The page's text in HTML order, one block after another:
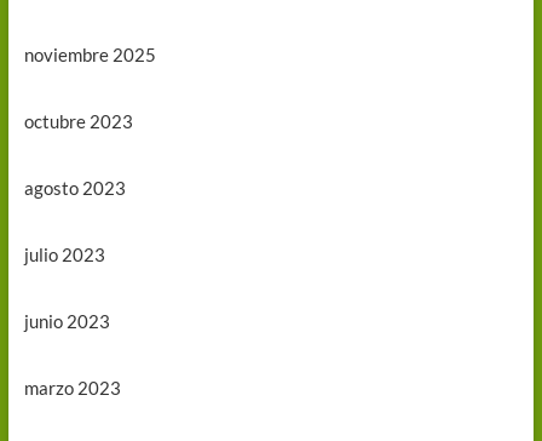
noviembre 2025
octubre 2023
agosto 2023
julio 2023
junio 2023
marzo 2023